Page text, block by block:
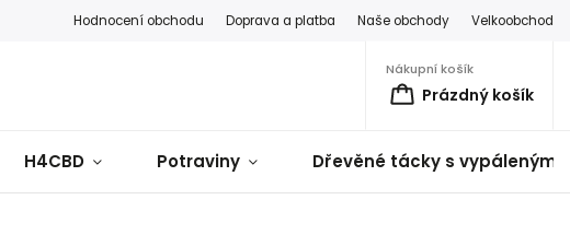
Hodnocení obchodu Doprava a platba Naše obchody Velkoobchod
Nákupní košík
Prázdný košík
H4CBD Potraviny Dřevěné tácky s vypálenými